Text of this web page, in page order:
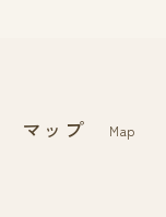
マップ Map